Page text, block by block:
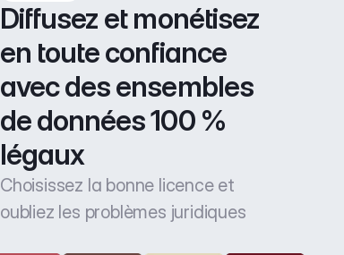
Diffusez et monétisez
en toute confiance
avec des ensembles
de données 100 %
légaux
Choisissez la bonne licence et
oubliez les problèmes juridiques